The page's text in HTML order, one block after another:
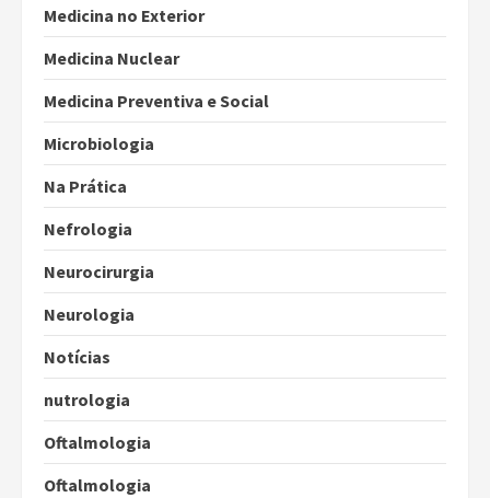
Medicina no Exterior
Medicina Nuclear
Medicina Preventiva e Social
Microbiologia
Na Prática
Nefrologia
Neurocirurgia
Neurologia
Notícias
nutrologia
Oftalmologia
Oftalmologia